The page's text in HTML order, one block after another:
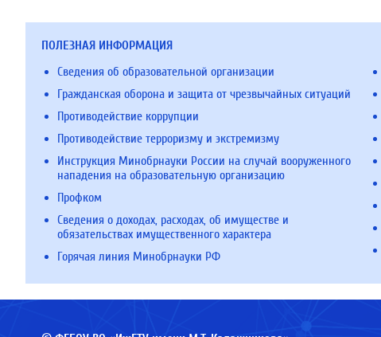
ПОЛЕЗНАЯ ИНФОРМАЦИЯ
Сведения об образовательной организации
Гражданская оборона и защита от чрезвычайных ситуаций
Противодействие коррупции
Противодействие терроризму и экстремизму
Инструкция Минобрнауки России на случай вооруженного
нападения на образовательную организацию
Профком
Сведения о доходах, расходах, об имуществе и
обязательствах имущественного характера
Горячая линия Минобрнауки РФ